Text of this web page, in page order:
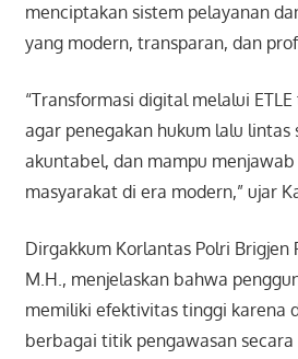
menciptakan sistem pelayanan
yang modern, transparan, dan
“Transformasi digital melalui
agar penegakan hukum lalu lintas
akuntabel, dan mampu
masyarakat di era modern,” ujar
Dirgakkum Korlantas Polri Brigjen
M.H., menjelaskan bahwa
memiliki efektivitas tinggi karena
berbagai titik pengawasan